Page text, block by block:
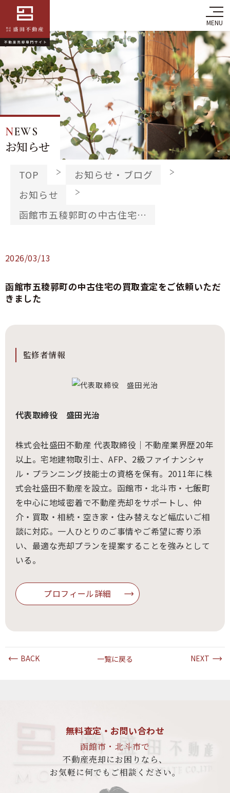
MENU
NEWS
お知らせ
TOP
お知らせ・ブログ
お知らせ
函館市五稜郭町の中古住宅…
2026/03/13
函館市五稜郭町の中古住宅の買取査定をご依頼いただ
きました
監修者情報
代表取締役 盛田光治
株式会社盛田不動産 代表取締役｜不動産業界歴20年
以上。宅地建物取引士、AFP、2級ファイナンシャ
ル・プランニング技能士の資格を保有。2011年に株
式会社盛田不動産を設立。函館市・北斗市・七飯町
を中心に地域密着で不動産売却をサポートし、仲
介・買取・相続・空き家・住み替えなど幅広いご相
談に対応。一人ひとりのご事情やご希望に寄り添
い、最適な売却プランを提案することを強みとして
いる。
プロフィール詳細
BACK 一覧に戻る NEXT
無料査定・お問い合わせ
函館市・北斗市で
不動産売却にお困りなら、
お気軽に何でもご相談ください。